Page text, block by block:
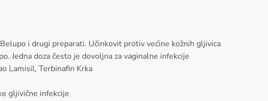
i drugi preparati. Učinkovit protiv većine kožnih gljivica
Jedna doza često je dovoljna za vaginalne infekcije
Lamisil, Terbinafin Krka
gljivične infekcije